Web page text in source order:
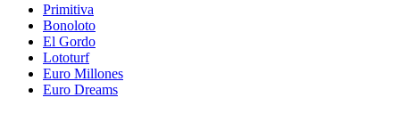
Primitiva
Bonoloto
El Gordo
Lototurf
Euro Millones
Euro Dreams